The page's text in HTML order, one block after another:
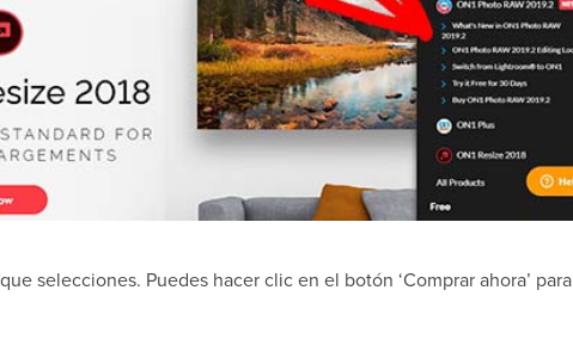
selecciones. Puedes hacer clic en el botón ‘Comprar ahora’ para